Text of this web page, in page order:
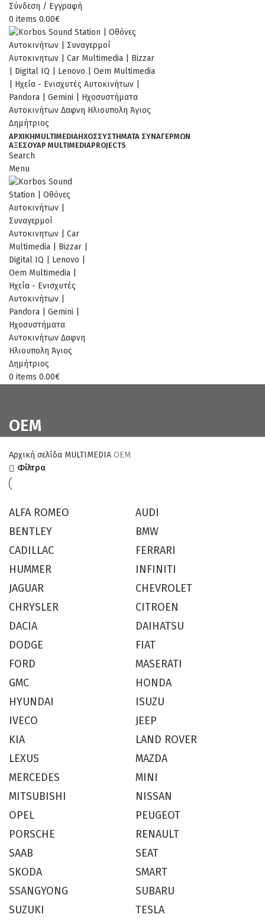
Σύνδεση / Εγγραφή
0 items 0.00€
ΑΡΧΙΚΉMULTIMEDIAΉΧΟΣΣΥΣΤΗΜΑΤΑ ΣΥΝΑΓΕΡΜΩΝ
ΑΞΕΣΟΥΆΡ MULTIMEDIAPROJECTS
Search
Menu
0 items 0.00€
OEM
Αρχική σελίδα MULTIMEDIA OEM
Φίλτρα
ALFA ROMEO
AUDI
BENTLEY
BMW
CADILLAC
FERRARI
HUMMER
INFINITI
JAGUAR
CHEVROLET
CHRYSLER
CITROEN
DACIA
DAIHATSU
DODGE
FIAT
FORD
MASERATI
GMC
HONDA
HYUNDAI
ISUZU
IVECO
JEEP
KIA
LAND ROVER
LEXUS
MAZDA
MERCEDES
MINI
MITSUBISHI
NISSAN
OPEL
PEUGEOT
PORSCHE
RENAULT
SAAB
SEAT
SKODA
SMART
SSANGYONG
SUBARU
SUZUKI
TESLA